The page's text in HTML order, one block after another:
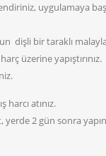
uygulamaya
dişli bir taraklı
üzerine yapıştırınız.
harcı atınız.
2 gün sonra